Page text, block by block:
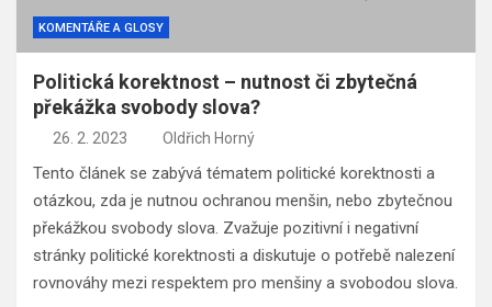
KOMENTÁŘE A GLOSY
Politická korektnost – nutnost či zbytečná
překážka svobody slova?
26. 2. 2023 Oldřich Horný
Tento článek se zabývá tématem politické korektnosti a
otázkou, zda je nutnou ochranou menšin, nebo zbytečnou
překážkou svobody slova. Zvažuje pozitivní i negativní
stránky politické korektnosti a diskutuje o potřebě nalezení
rovnováhy mezi respektem pro menšiny a svobodou slova.